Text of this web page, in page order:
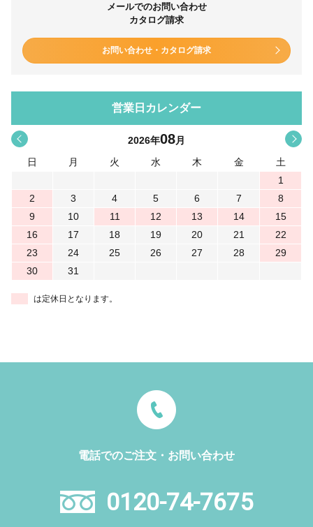
メールでのお問い合わせ
カタログ請求
お問い合わせ・カタログ請求
営業日カレンダー
< 2026年08月
日
月 火 水 木 金
土
1
2
3 4 5 6 7
8
9
10 11 12 13 14
15
16
17 18 19 20 21
22
23
24 25 26 27 28
29
30
31
は定休日となります。
電話でのご注文・お問い合わせ
0120-74-7675